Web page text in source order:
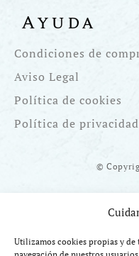
Utilizamos cookies propias y de
Ayuda
Condiciones de
Aviso Legal
Política de cookies
Política de privacidad
©
Financiado por la UE Next